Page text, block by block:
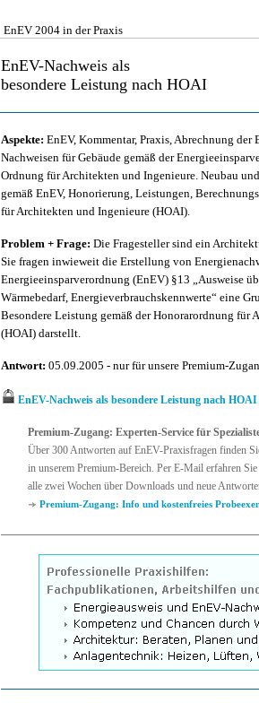
EnEV 2004 in der Praxis
EnEV-Nachweis als
besondere Leistung nach HOAI
Aspekte: EnEV, Kommentar, Praxis, Abrechnung
Nachweisen für Gebäude gemäß der
Ordnung für Architekten und Ingenieure. Neubau
gemäß EnEV, Honorierung, Leistungen,
für Architekten und Ingenieure (HOAI).
Problem + Frage: Die Fragesteller sind ein
Sie fragen inwieweit die Erstellung von
Energieeinsparverordnung (EnEV) §13 „Ausweise
Wärmebedarf, Energieverbrauchskennwerte“ eine
Besondere Leistung gemäß der Honorarordnung für
(HOAI) darstellt.
Antwort: 05.09.2005 - nur für unsere Premium-
EnEV-Nachweis als besondere Leistung nach HOAI
Premium-Zugang: Experten-Service für
Über 300 Antworten auf EnEV-Praxisfragen finden
in unserem Premium-Bereich. Per E-Mail erfahren Sie
alle zwei Wochen über Downloads und neue
Premium-Zugang: Info und kostenfreies